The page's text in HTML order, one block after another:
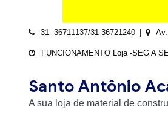
31 -36711137/31-36721240
FUNCIONAMENTO Loja -SEG A
Santo Antônio
A sua loja de material de